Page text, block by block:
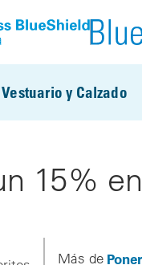
Vestuario y Calzado
15%
Más de